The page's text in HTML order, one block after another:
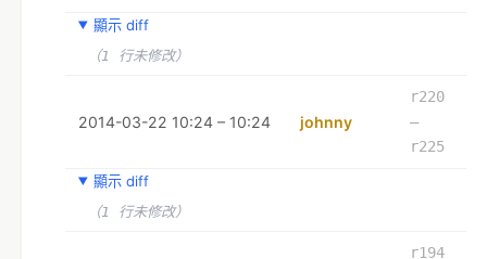
顯示 diff
（1 行未修改）
2014-03-22 10:24 – 10:24 johnny
r220
–
r225
顯示 diff
（1 行未修改）
r194